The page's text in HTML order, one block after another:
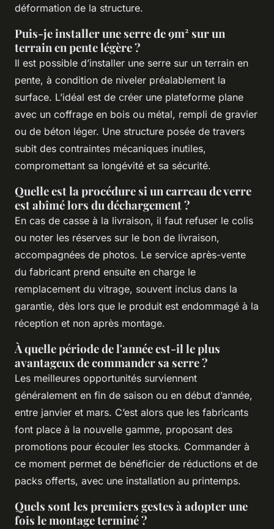
déformation de la structure.
Puis-je installer une serre de 9m² sur un
terrain en pente légère ?
Il est possible d’installer une serre sur un terrain en
pente, à condition de niveler préalablement la
surface. L’idéal est de créer une plateforme plane
avec un coffrage en bois ou métal, rempli de gravier
ou de béton léger. Une structure posée de travers
subit des contraintes mécaniques inutiles,
compromettant sa longévité et sa sécurité.
Quelle est la procédure si un carreau de verre
est abîmé lors du déchargement ?
En cas de casse à la livraison, il faut refuser le colis
ou noter les réserves sur le bon de livraison,
accompagnées de photos. Le service après-vente
du fabricant prend ensuite en charge le
remplacement du vitrage, souvent inclus dans la
garantie, dès lors que le produit est endommagé à la
réception et non après montage.
À quelle période de l'année est-il le plus
avantageux de commander sa serre ?
Les meilleures opportunités surviennent
généralement en fin de saison ou en début d’année,
entre janvier et mars. C’est alors que les fabricants
font place à la nouvelle gamme, proposant des
promotions pour écouler les stocks. Commander à
ce moment permet de bénéficier de réductions et de
packs offerts, avec une installation au printemps.
Quels sont les premiers gestes à adopter une
fois le montage terminé ?